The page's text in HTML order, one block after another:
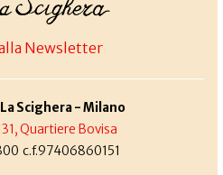
Newsletter
Scighera - Milano
Quartiere Bovisa
c.f.97406860151